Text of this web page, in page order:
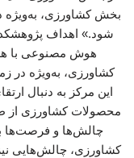
بخش کشاورزی، به‌ویژه
شود.» اهداف
هوش مصنوعی با
کشاورزی، به‌ویژه در
این مرکز به دنبال
محصولات کشاورزی از
چالش‌ها و فرصت‌ها
کشاورزی، چالش‌هایی